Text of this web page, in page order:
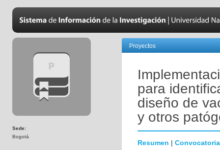
Sede:
Bogotá
Proyectos
para
diseño de
y otros
Resumen | Convocatoria